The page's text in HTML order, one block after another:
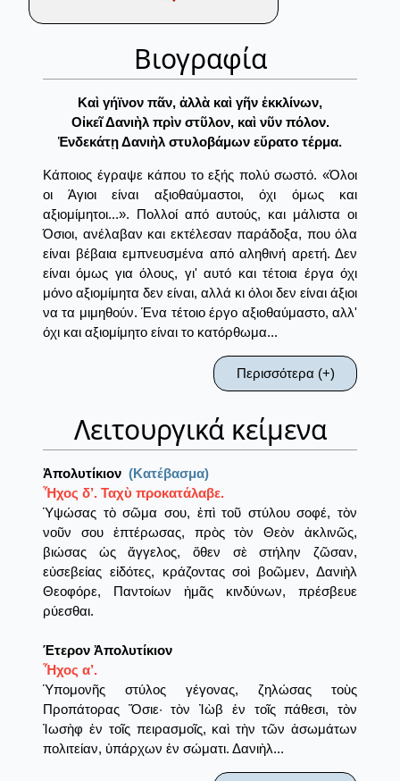
Βιογραφία
Καὶ γήϊνον πᾶν, ἀλλὰ καὶ γῆν ἐκκλίνων,
Οἰκεῖ Δανιὴλ πρὶν στῦλον, καὶ νῦν πόλον.
Ἑνδεκάτῃ Δανιὴλ στυλοβάμων εὕρατο τέρμα.
Κάποιος έγραψε κάπου το εξής πολύ σωστό. «Όλοι
οι Άγιοι είναι αξιοθαύμαστοι, όχι όμως και
αξιομίμητοι...». Πολλοί από αυτούς, και μάλιστα οι
Όσιοι, ανέλαβαν και εκτέλεσαν παράδοξα, που όλα
είναι βέβαια εμπνευσμένα από αληθινή αρετή. Δεν
είναι όμως για όλους, γι' αυτό και τέτοια έργα όχι
μόνο αξιομίμητα δεν είναι, αλλά κι όλοι δεν είναι άξιοι
να τα μιμηθούν. Ένα τέτοιο έργο αξιοθαύμαστο, αλλ'
όχι και αξιομίμητο είναι το κατόρθωμα...
Περισσότερα (+)
Λειτουργικά κείμενα
Ἀπολυτίκιον (Κατέβασμα)
Ἦχος δ’. Ταχὺ προκατάλαβε.
Ὑψώσας τὸ σῶμα σου, ἐπὶ τοῦ στύλου σοφέ, τὸν
νοῦν σου ἐπτέρωσας, πρὸς τὸν Θεὸν ἀκλινῶς,
βιώσας ὡς ἄγγελος, ὅθεν σὲ στήλην ζῶσαν,
εὐσεβείας εἰδότες, κράζοντας σοὶ βοῶμεν, Δανιὴλ
Θεοφόρε, Παντοίων ἠμᾶς κινδύνων, πρέσβευε
ρύεσθαι.
Έτερον Ἀπολυτίκιον
Ἦχος α’.
Ὑπομονῆς στύλος γέγονας, ζηλώσας τοὺς
Προπάτορας Ὅσιε· τὸν Ἰὼβ ἐν τοῖς πάθεσι, τὸν
Ἰωσὴφ ἐν τοῖς πειρασμοῖς, καὶ τὴν τῶν ἀσωμάτων
πολιτείαν, ὑπάρχων ἐν σώματι. Δανιὴλ...